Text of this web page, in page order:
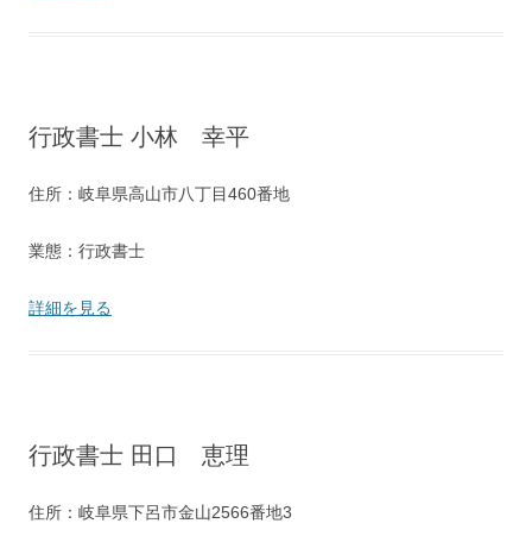
行政書士 小林 幸平
住所：岐阜県高山市八丁目460番地
業態：行政書士
詳細を見る
行政書士 田口 恵理
住所：岐阜県下呂市金山2566番地3